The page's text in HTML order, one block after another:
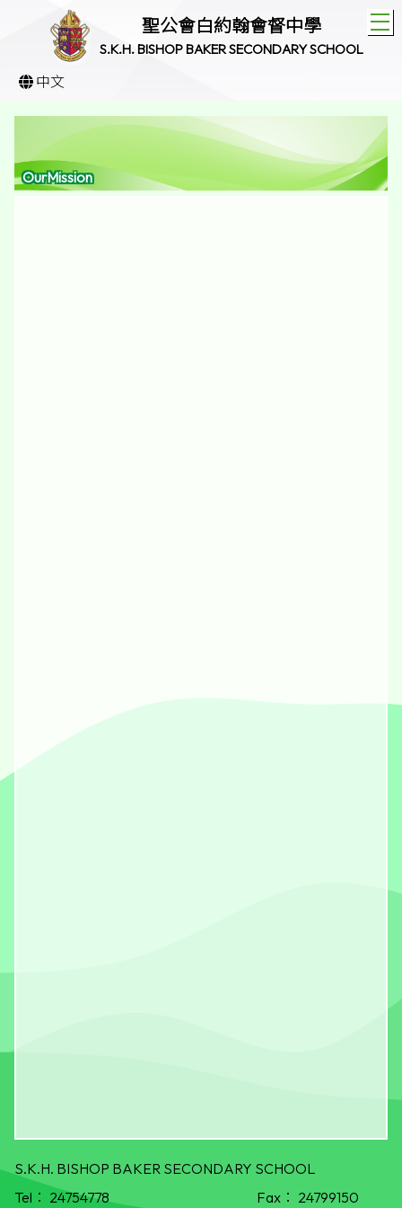
聖公會白約翰會督中學
S.K.H. BISHOP BAKER SECONDARY SCHOOL
中文
OurMission
S.K.H. BISHOP BAKER SECONDARY SCHOOL
Tel： 24754778 Fax： 24799150